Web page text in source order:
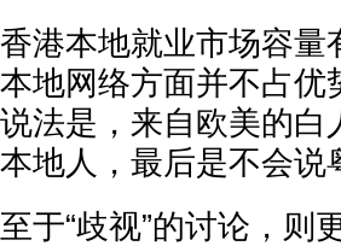
香港本地就业市场容量
本地网络方面并不占优
说法是，来自欧美的白
本地人，最后是不会说
至于“歧视”的讨论，则